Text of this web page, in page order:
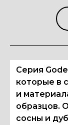
Серия
которые в
и
образцов.
сосны и